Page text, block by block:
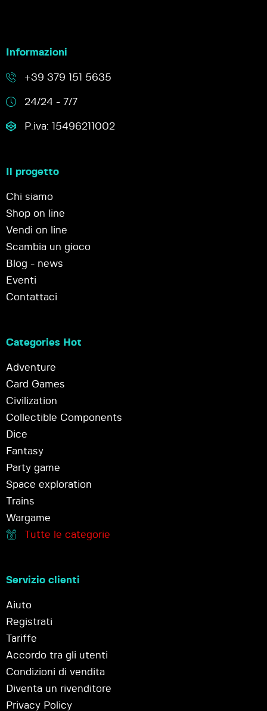
Informazioni
+39 379 151 5635
24/24 - 7/7
P.iva: 15496211002
Il progetto
Chi siamo
Shop on line
Vendi on line
Scambia un gioco
Blog - news
Eventi
Contattaci
Categories Hot
Adventure
Card Games
Civilization
Collectible Components
Dice
Fantasy
Party game
Space exploration
Trains
Wargame
Tutte le categorie
Servizio clienti
Aiuto
Registrati
Tariffe
Accordo tra gli utenti
Condizioni di vendita
Diventa un rivenditore
Privacy Policy